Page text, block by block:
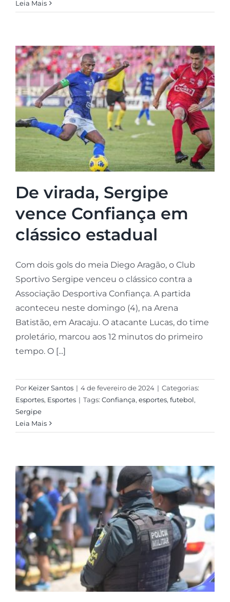
Leia Mais
De virada, Sergipe
vence Confiança em
clássico estadual
Com dois gols do meia Diego Aragão, o Club
Sportivo Sergipe venceu o clássico contra a
Associação Desportiva Confiança. A partida
aconteceu neste domingo (4), na Arena
Batistão, em Aracaju. O atacante Lucas, do time
proletário, marcou aos 12 minutos do primeiro
tempo. O [...]
Por Keizer Santos | 4 de fevereiro de 2024 | Categorias:
Esportes, Esportes | Tags: Confiança, esportes, futebol,
Sergipe
Leia Mais